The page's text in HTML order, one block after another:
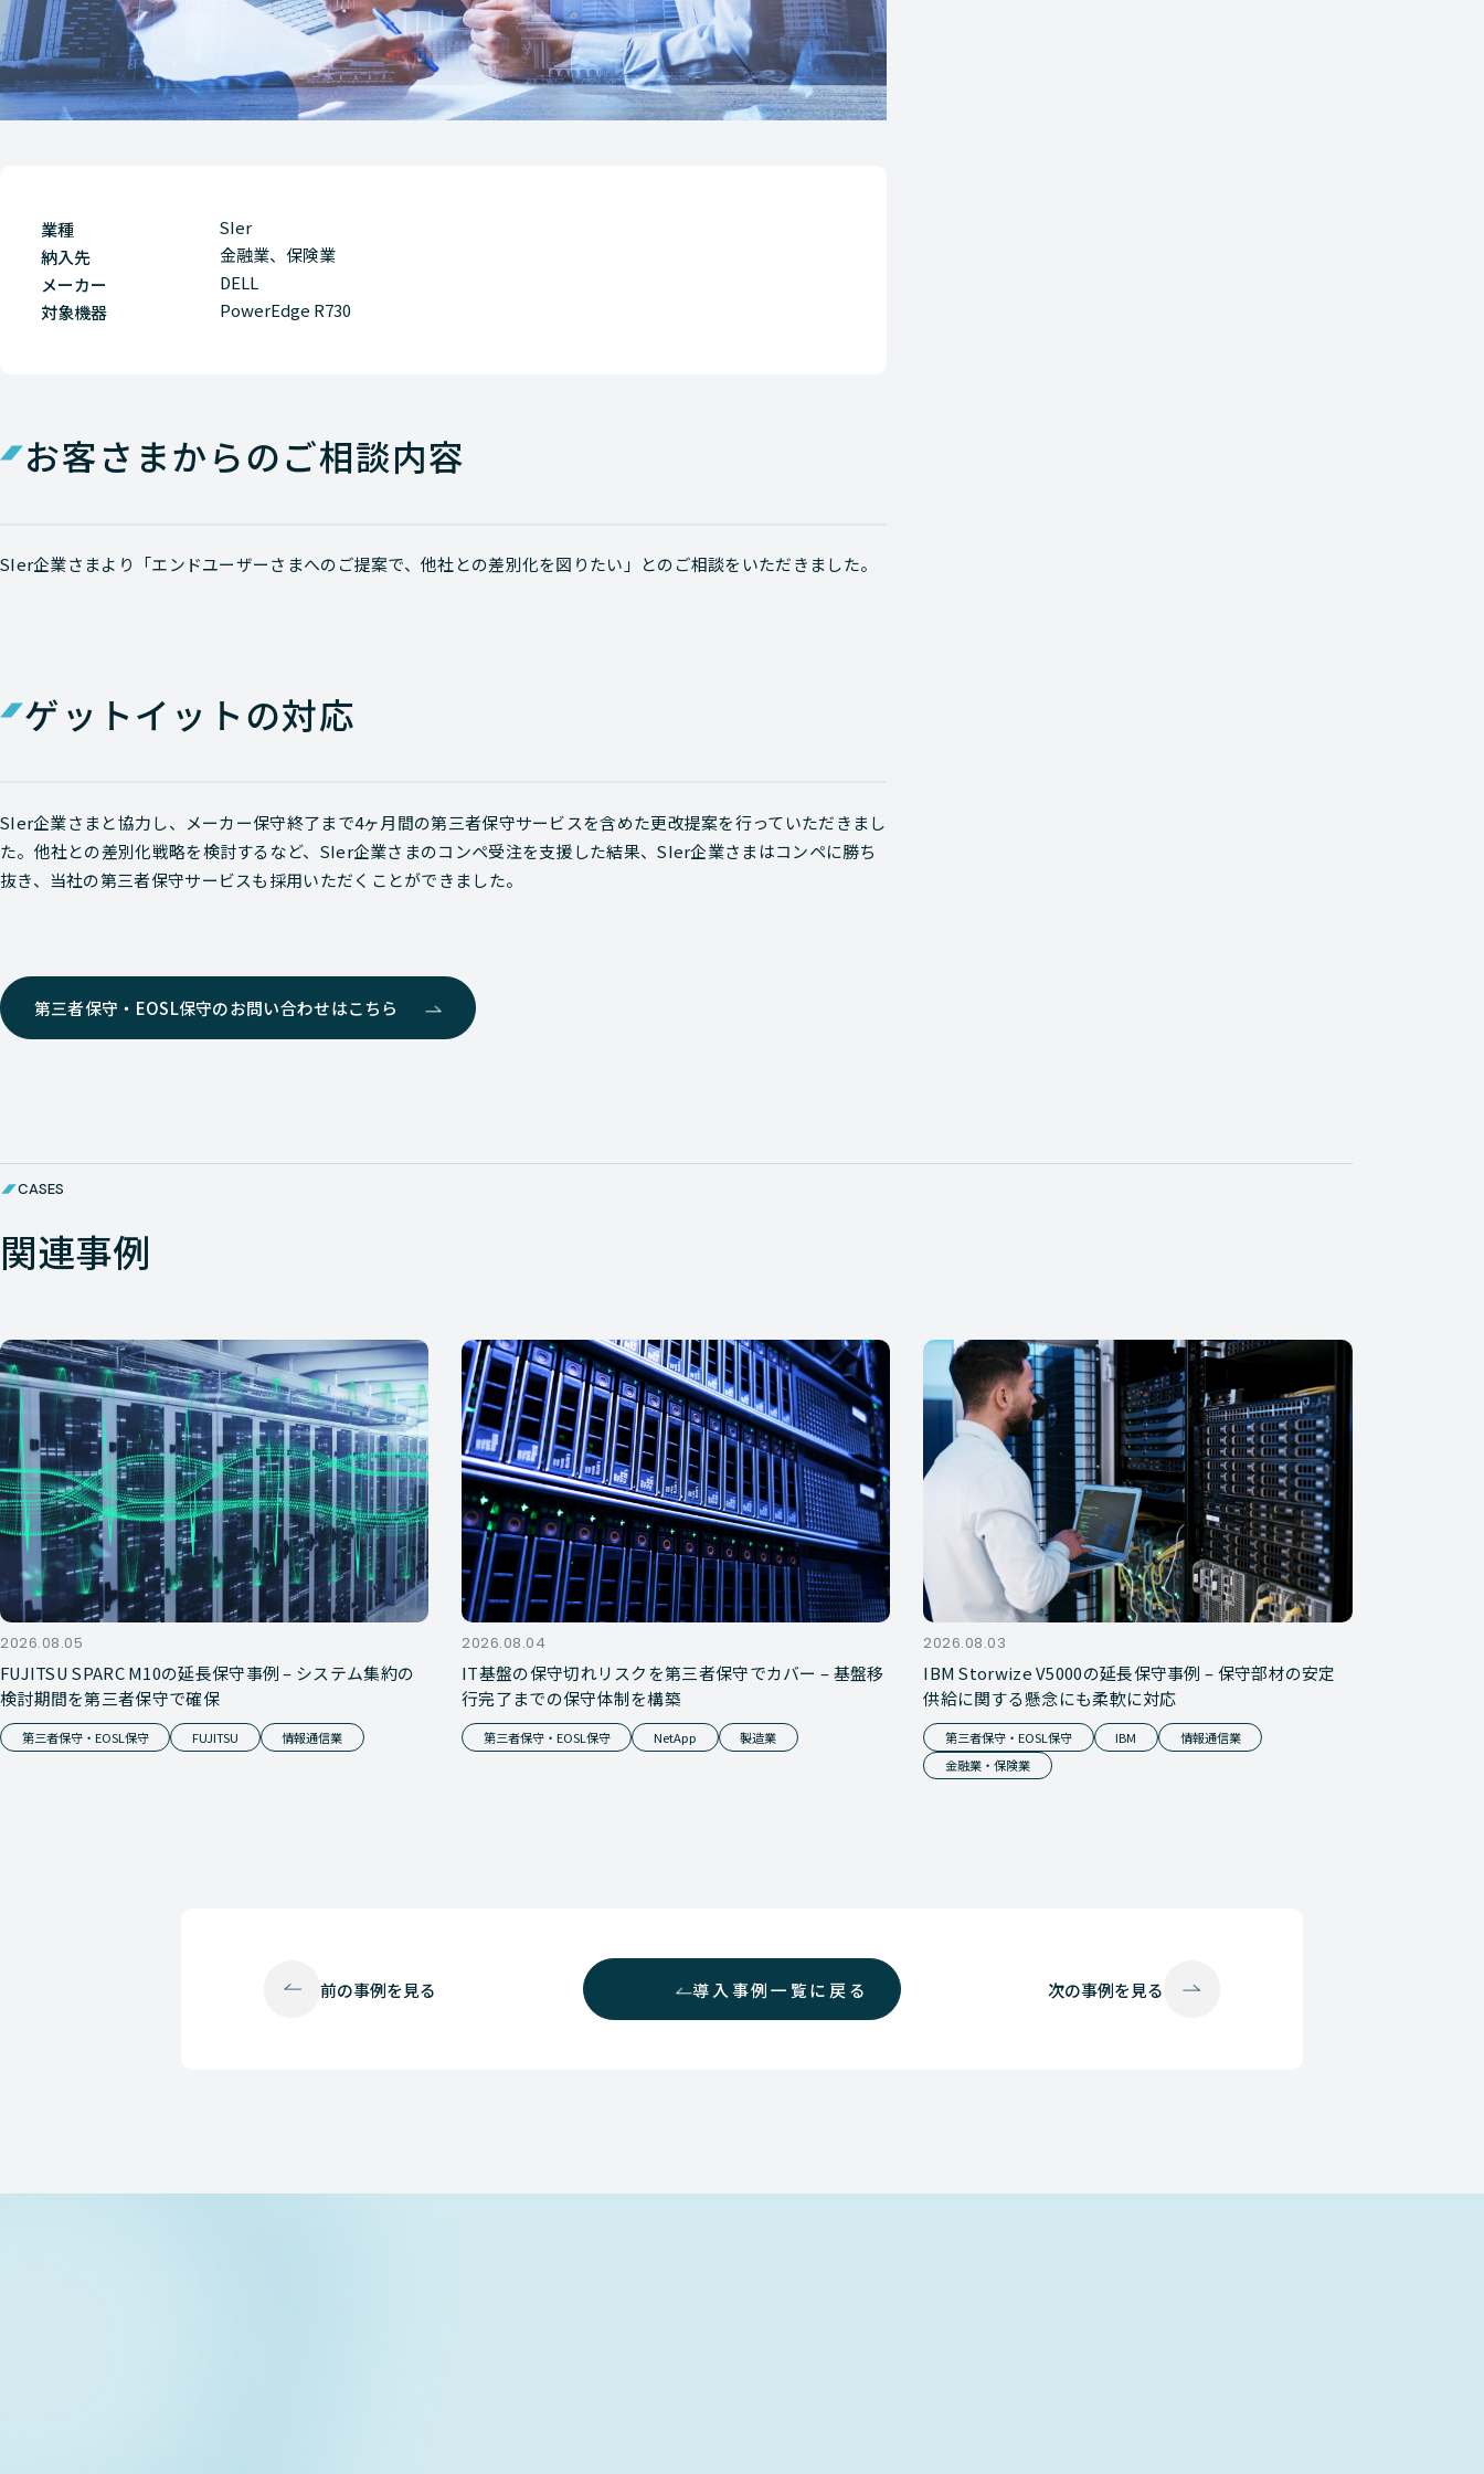
業種
SIer
納入先
金融業、保険業
メーカー
DELL
対象機器
PowerEdge R730
お客さまからのご相談内容
SIer企業さまより「エンドユーザーさまへのご提案で、他社との差別化を図りたい」とのご相談をいただきました。
ゲットイットの対応
SIer企業さまと協力し、メーカー保守終了まで4ヶ月間の第三者保守サービスを含めた更改提案を行っていただきまし
た。他社との差別化戦略を検討するなど、SIer企業さまのコンペ受注を支援した結果、SIer企業さまはコンペに勝ち
抜き、当社の第三者保守サービスも採用いただくことができました。
第三者保守・EOSL保守のお問い合わせはこちら
CASES
関連事例
2026.08.05
FUJITSU SPARC M10の延長保守事例 – システム集約の
検討期間を第三者保守で確保
第三者保守・EOSL保守 FUJITSU 情報通信業
2026.08.04
IT基盤の保守切れリスクを第三者保守でカバー – 基盤移
行完了までの保守体制を構築
第三者保守・EOSL保守 NetApp 製造業
2026.08.03
IBM Storwize V5000の延長保守事例 – 保守部材の安定
供給に関する懸念にも柔軟に対応
第三者保守・EOSL保守 IBM
情報通信業
金融業・保険業
前の事例を見る 導入事例一覧に戻る 次の事例を見る